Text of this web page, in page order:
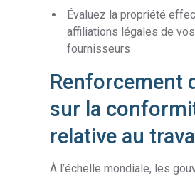
Évaluez la propriété
affiliations légales de
fournisseurs
Renforcement
sur la
relative au
À l’échelle mondiale, les